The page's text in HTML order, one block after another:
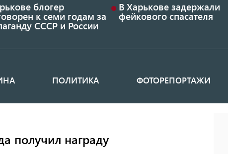
блогер
к семи годам за
СССР и России
В Харькове задержали
фейкового спасателя
ПОЛИТИКА ФОТОРЕПОРТАЖИ
получил награду